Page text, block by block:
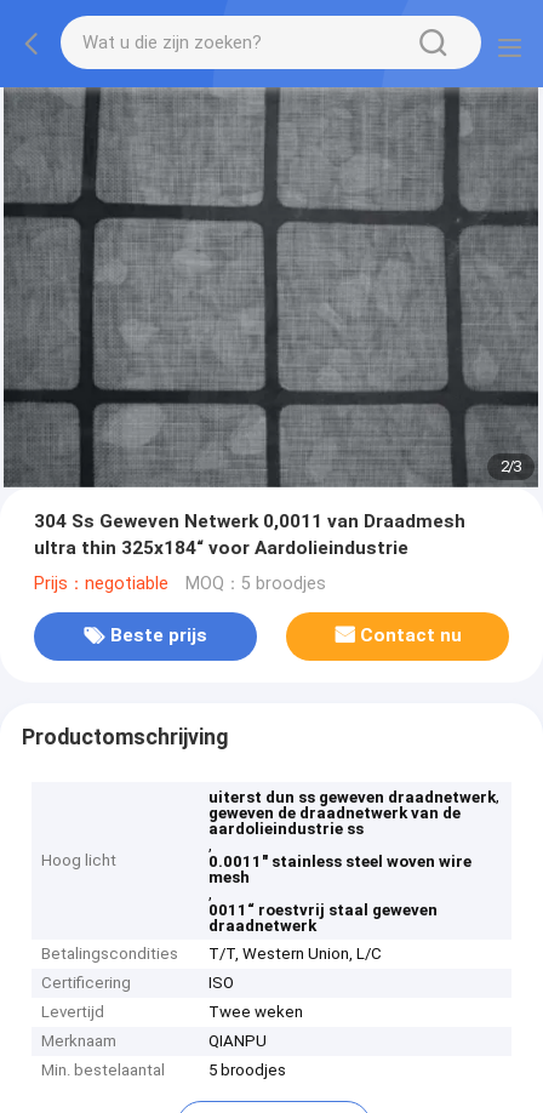
2/3
304 Ss Geweven Netwerk 0,0011 van Draadmesh
ultra thin 325x184“ voor Aardolieindustrie
Prijs：negotiable MOQ：5 broodjes
Beste prijs Contact nu
Productomschrijving
Hoog licht
uiterst dun ss geweven draadnetwerk,
geweven de draadnetwerk van de
aardolieindustrie ss
,
0.0011" stainless steel woven wire
mesh
,
0011“ roestvrij staal geweven
draadnetwerk
Betalingscondities
T/T, Western Union, L/C
Certificering
ISO
Levertijd
Twee weken
Merknaam
QIANPU
Min. bestelaantal
5 broodjes